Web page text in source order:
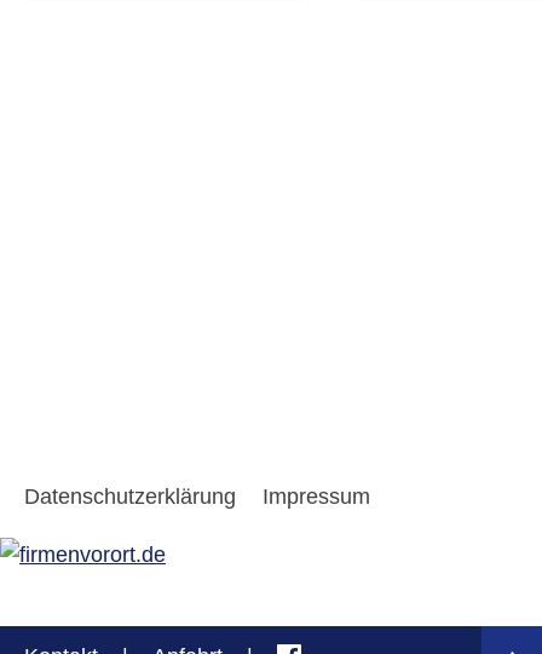
Datenschutzerklärung Impressum